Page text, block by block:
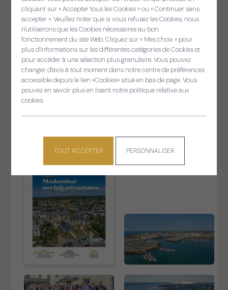
Panneau de gestion des
cliquant sur « Accepter tous les Cookies » ou « Continuer sans
accepter ». Veuillez noter que si vous refusez les Cookies, nous
n'utiliserons que les Cookies nécessaires au bon
fonctionnement du site Web. Cliquez sur « Mes choix » pour
plus d'informations sur les différentes catégories de Cookies et
pour accéder à une sélection plus granulaire. Vous pouvez
changer d'avis à tout moment dans notre centre de préférences
accessible depuis le lien «Cookies» situé en bas de page. Vous
pouvez en savoir plus en lisant notre politique relative aux
cookies.
TOUT ACCEPTER PERSONNALISER
AUTRES ACTUALITÉS / Keleier
Voir les autres actualités